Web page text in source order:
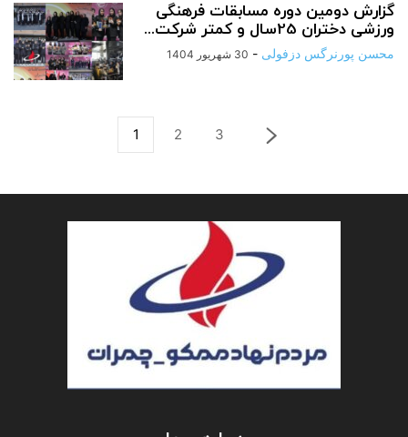
گزارش دومین دوره مسابقات فرهنگی
ورزشی دختران 25سال و کمتر شرکت...
محسن پورنرگس دزفولی - 30 شهریور 1404
1 2 3